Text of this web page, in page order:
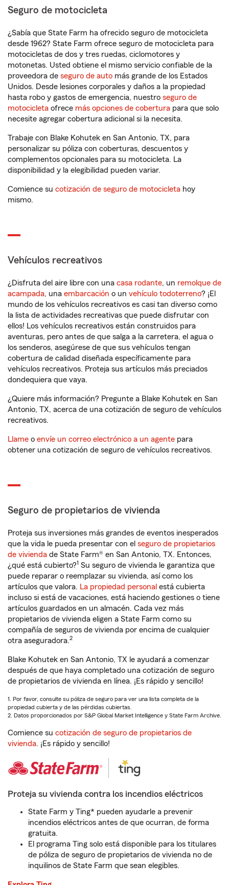
Seguro de motocicleta
¿Sabía que State Farm ha ofrecido seguro de motocicleta
desde 1962? State Farm ofrece seguro de motocicleta para
motocicletas de dos y tres ruedas, ciclomotores y
motonetas. Usted obtiene el mismo servicio confiable de la
proveedora de seguro de auto más grande de los Estados
Unidos. Desde lesiones corporales y daños a la propiedad
hasta robo y gastos de emergencia, nuestro seguro de
motocicleta ofrece más opciones de cobertura para que solo
necesite agregar cobertura adicional si la necesita.
Trabaje con Blake Kohutek en San Antonio, TX, para
personalizar su póliza con coberturas, descuentos y
complementos opcionales para su motocicleta. La
disponibilidad y la elegibilidad pueden variar.
Comience su cotización de seguro de motocicleta hoy
mismo.
Vehículos recreativos
¿Disfruta del aire libre con una casa rodante, un remolque de
acampada, una embarcación o un vehículo todoterreno? ¡El
mundo de los vehículos recreativos es casi tan diverso como
la lista de actividades recreativas que puede disfrutar con
ellos! Los vehículos recreativos están construidos para
aventuras, pero antes de que salga a la carretera, el agua o
los senderos, asegúrese de que sus vehículos tengan
cobertura de calidad diseñada específicamente para
vehículos recreativos. Proteja sus artículos más preciados
dondequiera que vaya.
¿Quiere más información? Pregunte a Blake Kohutek en San
Antonio, TX, acerca de una cotización de seguro de vehículos
recreativos.
Llame o envíe un correo electrónico a un agente para
obtener una cotización de seguro de vehículos recreativos.
Seguro de propietarios de vivienda
Proteja sus inversiones más grandes de eventos inesperados
que la vida le pueda presentar con el seguro de propietarios
de vivienda de State Farm® en San Antonio, TX. Entonces,
¿qué está cubierto?1 Su seguro de vivienda le garantiza que
puede reparar o reemplazar su vivienda, así como los
artículos que valora. La propiedad personal está cubierta
incluso si está de vacaciones, está haciendo gestiones o tiene
artículos guardados en un almacén. Cada vez más
propietarios de vivienda eligen a State Farm como su
compañía de seguros de vivienda por encima de cualquier
otra aseguradora.2
Blake Kohutek en San Antonio, TX le ayudará a comenzar
después de que haya completado una cotización de seguro
de propietarios de vivienda en línea. ¡Es rápido y sencillo!
1. Por favor, consulte su póliza de seguro para ver una lista completa de la
propiedad cubierta y de las pérdidas cubiertas.
2. Datos proporcionados por S&P Global Market Intelligence y State Farm Archive.
Comience su cotización de seguro de propietarios de
vivienda. ¡Es rápido y sencillo!
Proteja su vivienda contra los incendios eléctricos
State Farm y Ting* pueden ayudarle a prevenir
incendios eléctricos antes de que ocurran, de forma
gratuita.
El programa Ting solo está disponible para los titulares
de póliza de seguro de propietarios de vivienda no de
inquilinos de State Farm que sean elegibles.